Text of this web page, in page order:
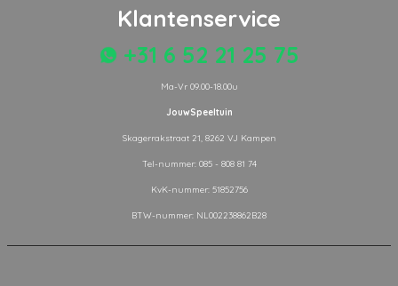
Klantenservice
+31 6 52 21 25 75
Ma-Vr 09.00-18.00u
JouwSpeeltuin
Skagerrakstraat 21, 8262 VJ Kampen
Tel-nummer: 085 - 808 81 74
KvK-nummer: 51852756
BTW-nummer: NL002238862B28